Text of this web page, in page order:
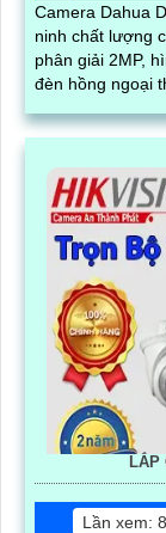
Camera Dahua
ninh chất lượng
phân giải 2MP,
đèn hồng ngoại
LẮP
Lần xem: